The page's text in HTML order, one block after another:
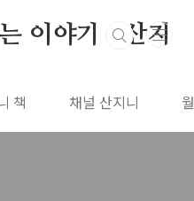
이야기 : 산지
책 채널 산지니